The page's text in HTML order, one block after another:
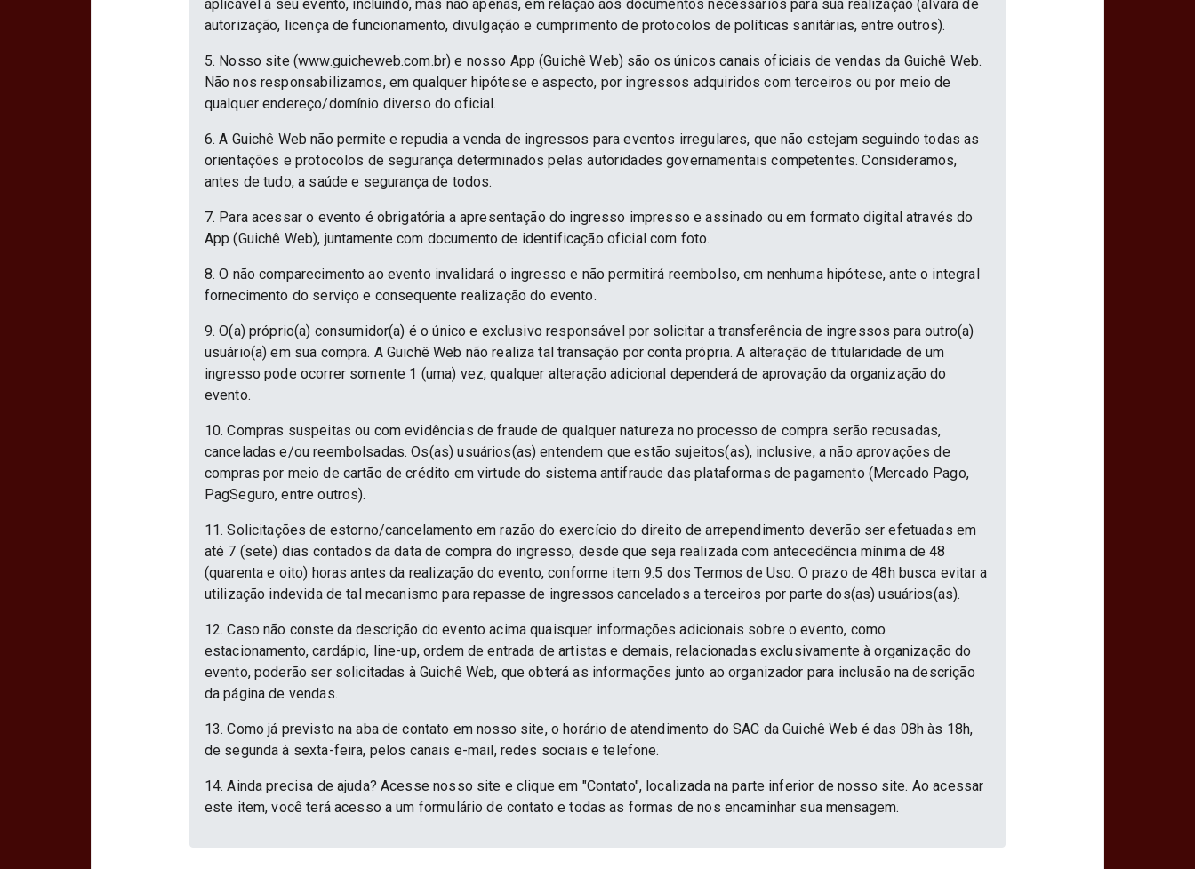
aplicável a seu evento, incluindo, mas não apenas, em relação aos documentos necessários para sua realização (alvará de
autorização, licença de funcionamento, divulgação e cumprimento de protocolos de políticas sanitárias, entre outros).
5. Nosso site (www.guicheweb.com.br) e nosso App (Guichê Web) são os únicos canais oficiais de vendas da Guichê Web.
Não nos responsabilizamos, em qualquer hipótese e aspecto, por ingressos adquiridos com terceiros ou por meio de
qualquer endereço/domínio diverso do oficial.
6. A Guichê Web não permite e repudia a venda de ingressos para eventos irregulares, que não estejam seguindo todas as
orientações e protocolos de segurança determinados pelas autoridades governamentais competentes. Consideramos,
antes de tudo, a saúde e segurança de todos.
7. Para acessar o evento é obrigatória a apresentação do ingresso impresso e assinado ou em formato digital através do
App (Guichê Web), juntamente com documento de identificação oficial com foto.
8. O não comparecimento ao evento invalidará o ingresso e não permitirá reembolso, em nenhuma hipótese, ante o integral
fornecimento do serviço e consequente realização do evento.
9. O(a) próprio(a) consumidor(a) é o único e exclusivo responsável por solicitar a transferência de ingressos para outro(a)
usuário(a) em sua compra. A Guichê Web não realiza tal transação por conta própria. A alteração de titularidade de um
ingresso pode ocorrer somente 1 (uma) vez, qualquer alteração adicional dependerá de aprovação da organização do
evento.
10. Compras suspeitas ou com evidências de fraude de qualquer natureza no processo de compra serão recusadas,
canceladas e/ou reembolsadas. Os(as) usuários(as) entendem que estão sujeitos(as), inclusive, a não aprovações de
compras por meio de cartão de crédito em virtude do sistema antifraude das plataformas de pagamento (Mercado Pago,
PagSeguro, entre outros).
11. Solicitações de estorno/cancelamento em razão do exercício do direito de arrependimento deverão ser efetuadas em
até 7 (sete) dias contados da data de compra do ingresso, desde que seja realizada com antecedência mínima de 48
(quarenta e oito) horas antes da realização do evento, conforme item 9.5 dos Termos de Uso. O prazo de 48h busca evitar a
utilização indevida de tal mecanismo para repasse de ingressos cancelados a terceiros por parte dos(as) usuários(as).
12. Caso não conste da descrição do evento acima quaisquer informações adicionais sobre o evento, como
estacionamento, cardápio, line-up, ordem de entrada de artistas e demais, relacionadas exclusivamente à organização do
evento, poderão ser solicitadas à Guichê Web, que obterá as informações junto ao organizador para inclusão na descrição
da página de vendas.
13. Como já previsto na aba de contato em nosso site, o horário de atendimento do SAC da Guichê Web é das 08h às 18h,
de segunda à sexta-feira, pelos canais e-mail, redes sociais e telefone.
14. Ainda precisa de ajuda? Acesse nosso site e clique em "Contato", localizada na parte inferior de nosso site. Ao acessar
este item, você terá acesso a um formulário de contato e todas as formas de nos encaminhar sua mensagem.